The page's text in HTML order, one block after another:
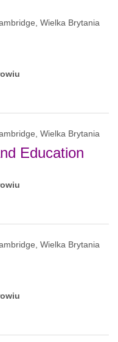
Wielka Brytania
Wielka Brytania
Education
Wielka Brytania